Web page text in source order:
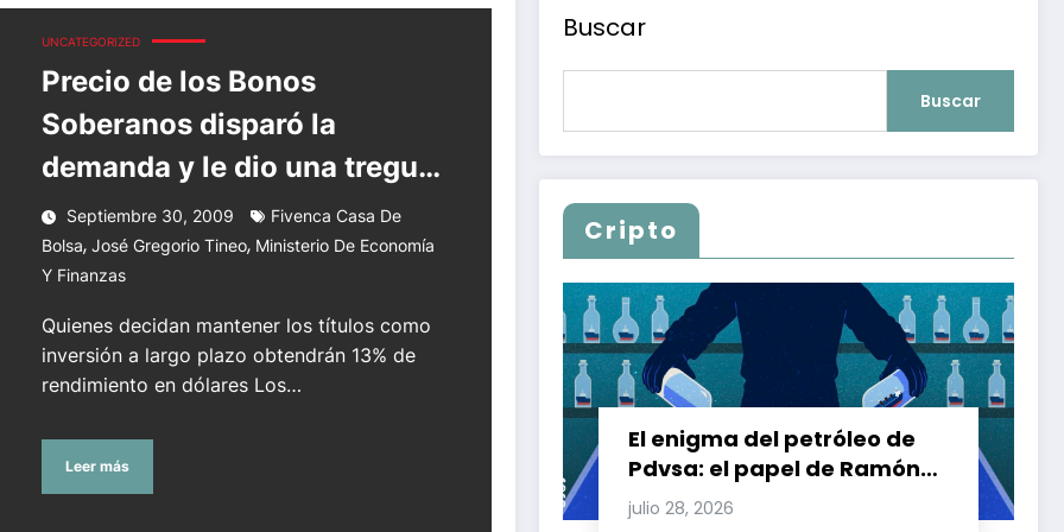
UNCATEGORIZED
Precio de los Bonos
Soberanos disparó la
demanda y le dio una tregua
al permuta
Septiembre 30, 2009
Fivenca Casa De
Bolsa, José Gregorio Tineo, Ministerio De Economía
Y Finanzas
Quienes decidan mantener los títulos como
inversión a largo plazo obtendrán 13% de
rendimiento en dólares Los…
Leer más
Buscar
Buscar
Cripto
El enigma del petróleo de
Pdvsa: el papel de Ramón
Carretero en el triángulo de
julio 28, 2026